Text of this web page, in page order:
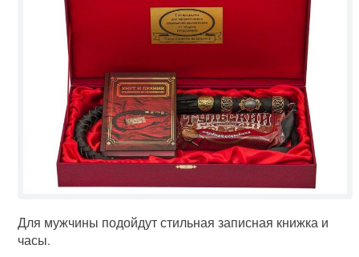
Для мужчины подойдут стильная записная книжка и
часы.